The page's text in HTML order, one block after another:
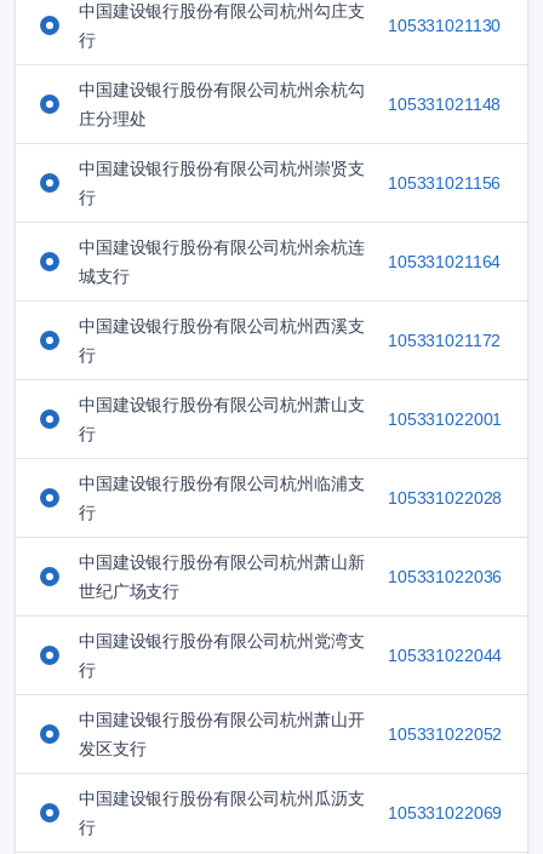
中国建设银行股份有限公司杭州勾庄支
行
105331021130
中国建设银行股份有限公司杭州余杭勾
庄分理处
105331021148
中国建设银行股份有限公司杭州崇贤支
行
105331021156
中国建设银行股份有限公司杭州余杭连
城支行
105331021164
中国建设银行股份有限公司杭州西溪支
行
105331021172
中国建设银行股份有限公司杭州萧山支
行
105331022001
中国建设银行股份有限公司杭州临浦支
行
105331022028
中国建设银行股份有限公司杭州萧山新
世纪广场支行
105331022036
中国建设银行股份有限公司杭州党湾支
行
105331022044
中国建设银行股份有限公司杭州萧山开
发区支行
105331022052
中国建设银行股份有限公司杭州瓜沥支
行
105331022069